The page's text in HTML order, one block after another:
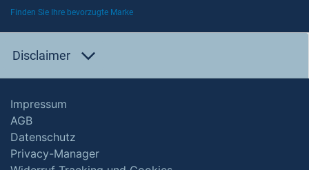
Finden Sie Ihre bevorzugte Marke
Disclaimer
Impressum
AGB
Datenschutz
Privacy-Manager